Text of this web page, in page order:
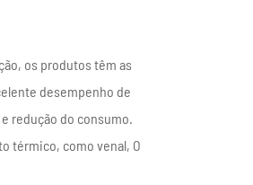
os produtos têm as
desempenho de
redução do consumo.
térmico, como venal, O